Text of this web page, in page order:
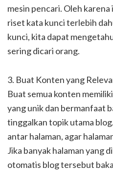
mesin pencari. Oleh
riset kata kunci terlebih
kunci, kita dapat
sering dicari orang.
3. Buat Konten yang
Buat semua konten
yang unik dan bermanfaat
tinggalkan topik utama
antar halaman, agar
Jika banyak halaman yang
otomatis blog tersebut